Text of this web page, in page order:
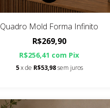
Quadro Mold Forma Infinito
R$269,90
R$256,41 com Pix
5x de R$53,98sem juros